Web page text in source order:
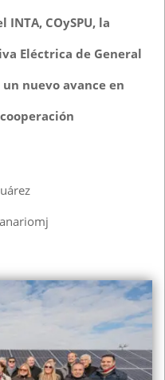
COySPU, la
Eléctrica de General
nuevo avance en